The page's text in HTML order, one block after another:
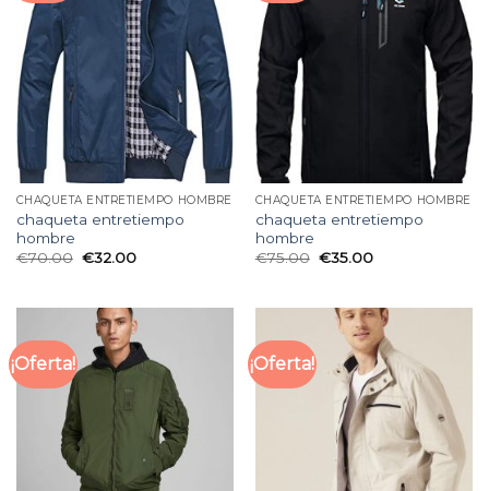
CHAQUETA ENTRETIEMPO HOMBRE
chaqueta entretiempo
hombre
€70.00 €32.00
CHAQUETA ENTRETIEMPO HOMBRE
chaqueta entretiempo
hombre
€75.00 €35.00
¡Oferta! ¡Oferta!